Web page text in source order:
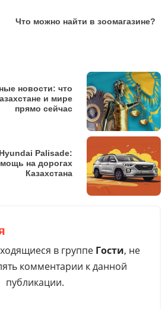
Что можно найти в зоомагазине?
новости: что
и мире
прямо сейчас
Palisade:
на дорогах
Казахстана
в группе Гости, не
комментарии к данной
публикации.